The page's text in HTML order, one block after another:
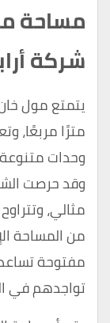
مساحة
شركة
مترًا مربعًا،
وحدات
وقد حرصت
من المساحة
مفتوحة تساعد
تواجدهم في